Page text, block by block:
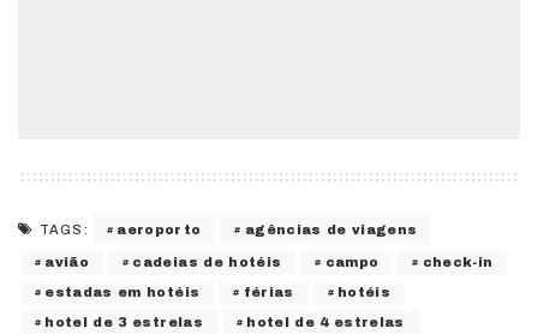
TAGS: aeroporto agências de viagens
avião cadeias de hotéis campo check-in
estadas em hotéis férias hotéis
hotel de 3 estrelas hotel de 4 estrelas